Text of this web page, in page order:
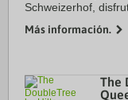
Schweizerhof,
de Hannover y Lago
Más información.
The